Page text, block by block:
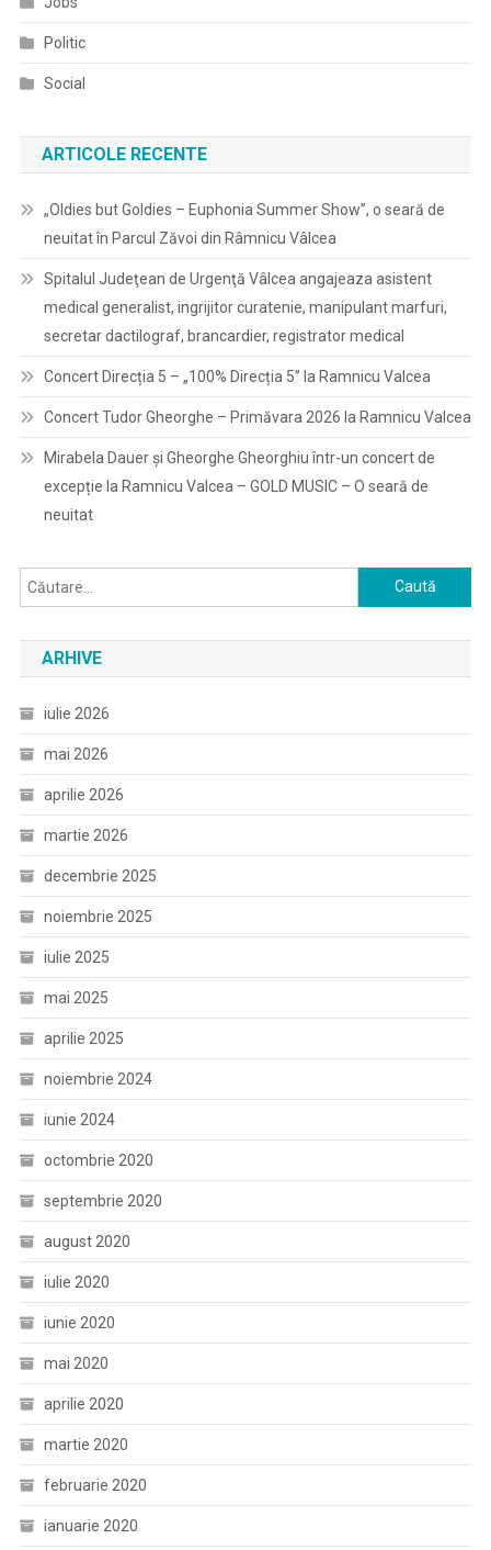
Politic
Social
ARTICOLE RECENTE
„Oldies but Goldies – Euphonia Summer Show”, o seară de
neuitat în Parcul Zăvoi din Râmnicu Vâlcea
Spitalul Judeţean de Urgenţă Vâlcea angajeaza asistent
medical generalist, ingrijitor curatenie, manipulant marfuri,
secretar dactilograf, brancardier, registrator medical
Concert Direcția 5 – „100% Direcția 5” la Ramnicu Valcea
Concert Tudor Gheorghe – Primăvara 2026 la Ramnicu Valcea
Mirabela Dauer și Gheorghe Gheorghiu într-un concert de
excepție la Ramnicu Valcea – GOLD MUSIC – O seară de
neuitat
Caută
după:
ARHIVE
iulie 2026
mai 2026
aprilie 2026
martie 2026
decembrie 2025
noiembrie 2025
iulie 2025
mai 2025
aprilie 2025
noiembrie 2024
iunie 2024
octombrie 2020
septembrie 2020
august 2020
iulie 2020
iunie 2020
mai 2020
aprilie 2020
martie 2020
februarie 2020
ianuarie 2020